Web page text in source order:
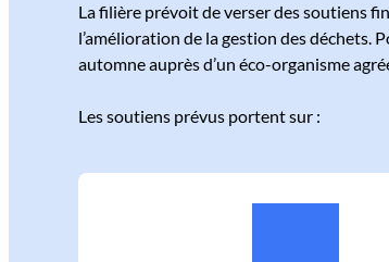
La filière prévoit de verser des soutiens
l’amélioration de la gestion des déchets.
automne auprès d’un éco-organisme
Les soutiens prévus portent sur :